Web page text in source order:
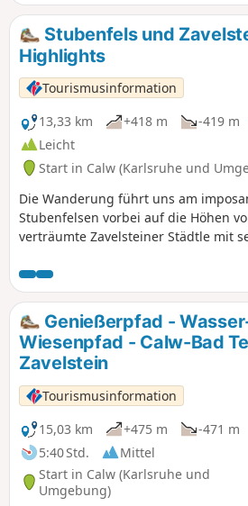
Stubenfels und
Highlights
Tourismusinformation
13,33 km
+418 m -419 m
Leicht
Start in Calw (Karlsruhe und
Die Wanderung führt uns am
Stubenfelsen vorbei auf die Höhen
verträumte Zavelsteiner Städtle mit
Genießerpfad -
Wiesenpfad - Calw-Bad
Zavelstein
Tourismusinformation
15,03 km
+475 m
-471 m
5:40 Std.
Mittel
Start in Calw (Karlsruhe und
Umgebung)